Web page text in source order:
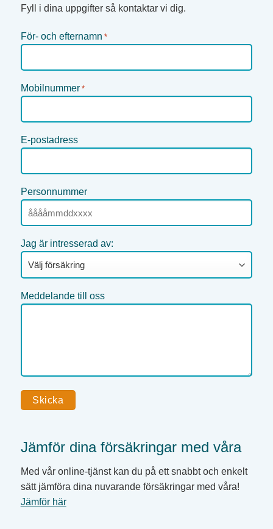
Fyll i dina uppgifter så kontaktar vi dig.
För- och efternamn *
Mobilnummer *
E-postadress
Personnummer
Jag är intresserad av:
Meddelande till oss
Jämför dina försäkringar med våra
Med vår online-tjänst kan du på ett snabbt och enkelt
sätt jämföra dina nuvarande försäkringar med våra!
Jämför här